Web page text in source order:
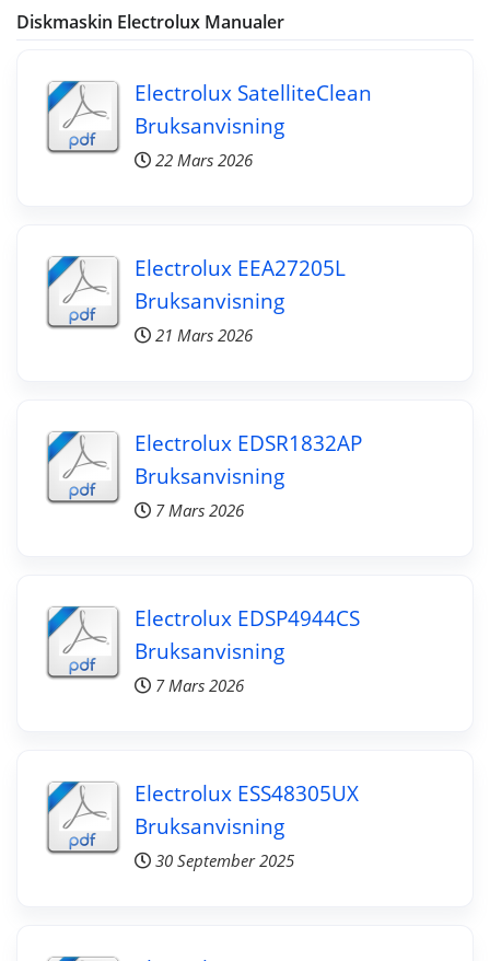
Diskmaskin Electrolux Manualer
Electrolux SatelliteClean
Bruksanvisning
22 Mars 2026
Electrolux EEA27205L
Bruksanvisning
21 Mars 2026
Electrolux EDSR1832AP
Bruksanvisning
7 Mars 2026
Electrolux EDSP4944CS
Bruksanvisning
7 Mars 2026
Electrolux ESS48305UX
Bruksanvisning
30 September 2025